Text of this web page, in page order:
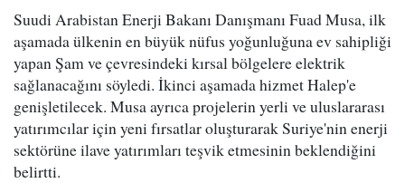
Suudi Arabistan Enerji Bakanı Danışmanı Fuad Musa, ilk
aşamada ülkenin en büyük nüfus yoğunluğuna ev sahipliği
yapan Şam ve çevresindeki kırsal bölgelere elektrik
sağlanacağını söyledi. İkinci aşamada hizmet Halep'e
genişletilecek. Musa ayrıca projelerin yerli ve uluslararası
yatırımcılar için yeni fırsatlar oluşturarak Suriye'nin enerji
sektörüne ilave yatırımları teşvik etmesinin beklendiğini
belirtti.